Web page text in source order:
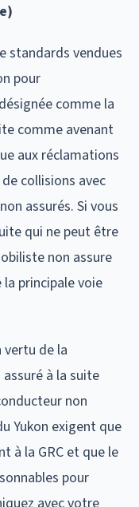
standards vendues
pour
comme la
comme avenant
aux réclamations
collisions avec
assurés. Si vous
qui ne peut être
non assure
principale voie
vertu de la
à la suite
non
Yukon exigent que
à la GRC et que le
pour